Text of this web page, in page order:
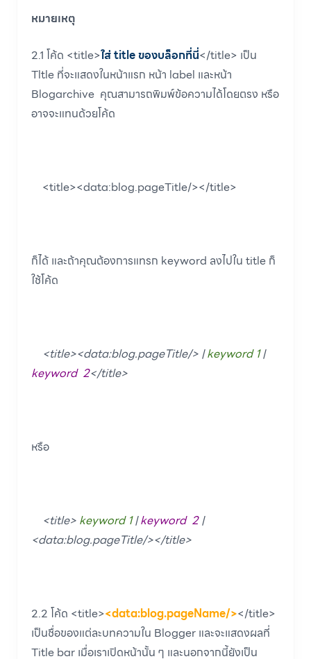
หมายเหตุ
2.1 โค้ด <title>ใส่ title ของบล็อกที่นี่</title> เป็น
Tltle ที่จะแสดงในหน้าแรก หน้า label และหน้า
Blogarchive คุณสามารถพิมพ์ข้อความได้โดยตรง หรือ
อาจจะแทนด้วยโค้ด
<title><data:blog.pageTitle/></title>
ก็ได้ และถ้าคุณต้องการแทรก keyword ลงไปใน title ก็
ใช้โค้ด
<title><data:blog.pageTitle/> |keyword 1|
keyword 2</title>
หรือ
<title> keyword 1|keyword 2|
<data:blog.pageTitle/></title>
2.2 โค้ด <title><data:blog.pageName/></title>
เป็นชื่อของแต่ละบทความใน Blogger และจะแสดงผลที่
Title bar เมื่อเราเปิดหน้านั้น ๆ และนอกจากนี้ยังเป็น